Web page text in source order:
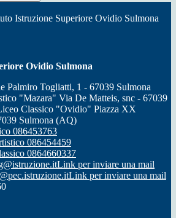
Istruzione Superiore Ovidio Sulmona
Ovidio Sulmona
Palmiro Togliatti, 1 - 67039 Sulmona
"Mazara" Via De Matteis, snc - 67039
Classico "Ovidio" Piazza XX
Sulmona (AQ)
086453763
086454459
0864660337
Link per inviare una mail
Link per inviare una mail